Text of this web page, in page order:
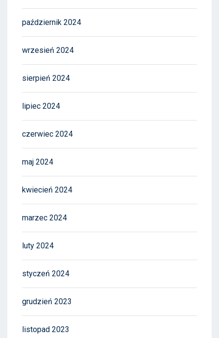
październik 2024
wrzesień 2024
sierpień 2024
lipiec 2024
czerwiec 2024
maj 2024
kwiecień 2024
marzec 2024
luty 2024
styczeń 2024
grudzień 2023
listopad 2023